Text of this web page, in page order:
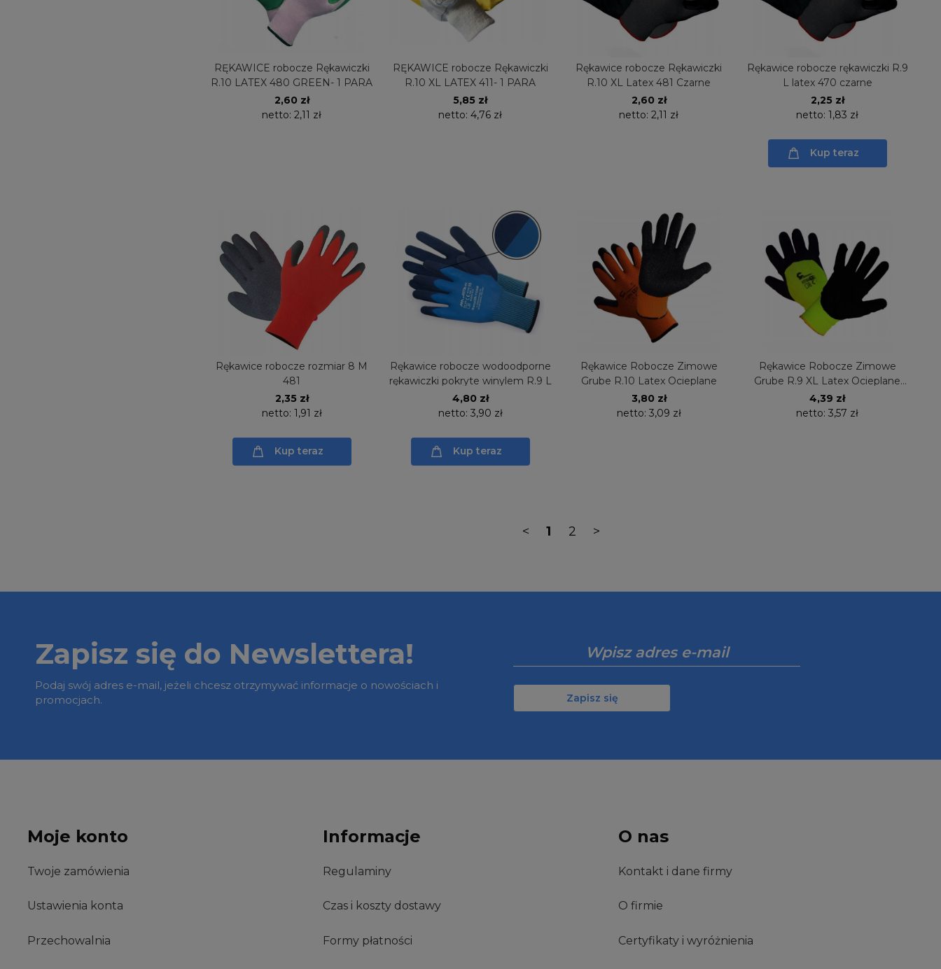
RĘKAWICE robocze Rękawiczki
R.10 LATEX 480 GREEN- 1 PARA
2,60 zł
netto: 2,11 zł
RĘKAWICE robocze Rękawiczki
R.10 XL LATEX 411- 1 PARA
5,85 zł
netto: 4,76 zł
Rękawice robocze Rękawiczki
R.10 XL Latex 481 Czarne
2,60 zł
netto: 2,11 zł
Rękawice robocze rękawiczki R.9
L latex 470 czarne
2,25 zł
netto: 1,83 zł
Kup teraz
Rękawice robocze rozmiar 8 M
481
2,35 zł
netto: 1,91 zł
Kup teraz
Rękawice robocze wodoodporne
rękawiczki pokryte winylem R.9 L
4,80 zł
netto: 3,90 zł
Kup teraz
Rękawice Robocze Zimowe
Grube R.10 Latex Ocieplane
3,80 zł
netto: 3,09 zł
Rękawice Robocze Zimowe
Grube R.9 XL Latex Ocieplane
Dziana 417BOA
4,39 zł
netto: 3,57 zł
< 1 2 >
Zapisz się do Newslettera!
Podaj swój adres e-mail, jeżeli chcesz otrzymywać informacje o nowościach i
promocjach.
Zapisz się
Moje konto
Twoje zamówienia
Ustawienia konta
Przechowalnia
Informacje
Regulaminy
Czas i koszty dostawy
Formy płatności
O nas
Kontakt i dane firmy
O firmie
Certyfikaty i wyróżnienia